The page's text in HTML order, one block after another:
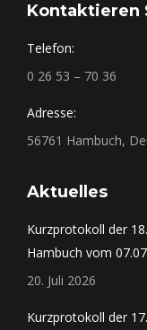
Kontaktieren
Telefon:
0 26 53 – 70 36
Adresse:
56761 Hambuch,
Aktuelles
Kurzprotokoll der
Hambuch vom
20. Juli 2026
Kurzprotokoll der